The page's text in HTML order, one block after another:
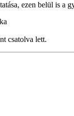
ezen belül is
csatolva lett.